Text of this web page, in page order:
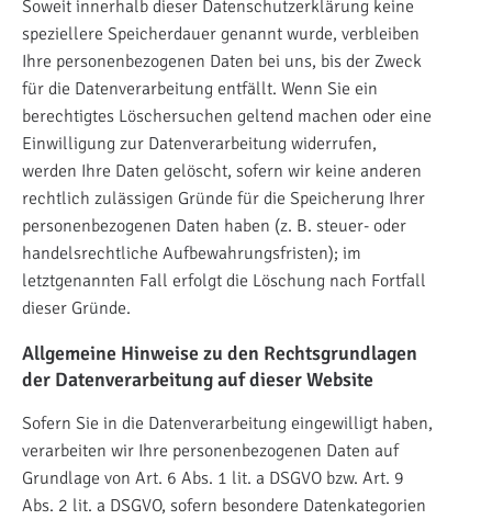
Soweit innerhalb dieser Datenschutzerklärung keine
speziellere Speicherdauer genannt wurde, verbleiben
Ihre personenbezogenen Daten bei uns, bis der Zweck
für die Datenverarbeitung entfällt. Wenn Sie ein
berechtigtes Löschersuchen geltend machen oder eine
Einwilligung zur Datenverarbeitung widerrufen,
werden Ihre Daten gelöscht, sofern wir keine anderen
rechtlich zulässigen Gründe für die Speicherung Ihrer
personenbezogenen Daten haben (z. B. steuer- oder
handelsrechtliche Aufbewahrungsfristen); im
letztgenannten Fall erfolgt die Löschung nach Fortfall
dieser Gründe.
Allgemeine Hinweise zu den Rechtsgrundlagen
der Datenverarbeitung auf dieser Website
Sofern Sie in die Datenverarbeitung eingewilligt haben,
verarbeiten wir Ihre personenbezogenen Daten auf
Grundlage von Art. 6 Abs. 1 lit. a DSGVO bzw. Art. 9
Abs. 2 lit. a DSGVO, sofern besondere Datenkategorien